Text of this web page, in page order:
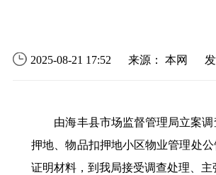
2025-08-21 17:52 来源： 本网
由海丰县市场监督管理局立案调
押地、物品扣押地小区物业管理处
证明材料，到我局接受调查处理、